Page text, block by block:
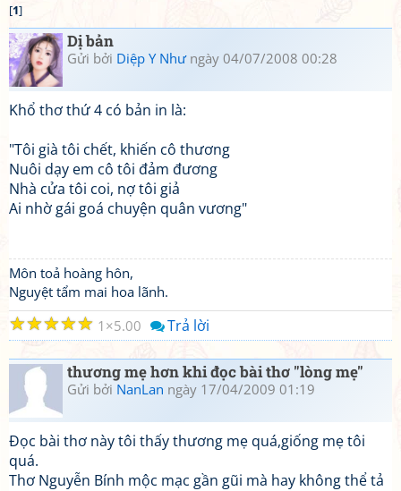
[1]
Dị bản
Gửi bởi Diệp Y Nhưngày 04/07/2008 00:28
Khổ thơ thứ 4 có bản in là:
"Tôi già tôi chết, khiến cô thương
Nuôi dạy em cô tôi đảm đương
Nhà cửa tôi coi, nợ tôi giả
Ai nhờ gái goá chuyện quân vương"
Môn toả hoàng hôn,
Nguyệt tẩm mai hoa lãnh.
☆
☆
☆
☆
☆ 1 5.00 Trả lời
thương mẹ hơn khi đọc bài thơ "lòng mẹ"
Gửi bởi NanLan ngày 17/04/2009 01:19
Đọc bài thơ này tôi thấy thương mẹ quá,giống mẹ tôi
quá.
Thơ Nguyễn Bính mộc mạc gần gũi mà hay không thể tả